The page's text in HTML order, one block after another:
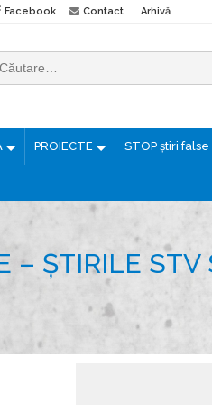
Facebook Contact Arhivă
PROIECTE STOP știri false
– ȘTIRILE